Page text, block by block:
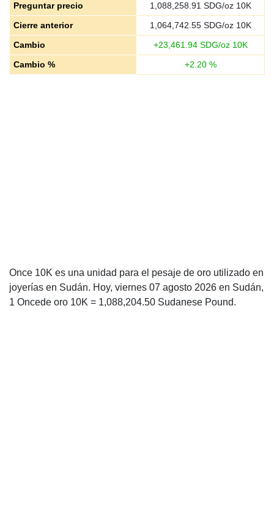
Preguntar precio
1,088,258.91 SDG/oz 10K
Cierre anterior
1,064,742.55 SDG/oz 10K
Cambio
+23,461.94 SDG/oz 10K
Cambio %
+2.20 %
Once 10K es una unidad para el pesaje de oro utilizado en
joyerías en Sudán. Hoy, viernes 07 agosto 2026 en Sudán,
1 Oncede oro 10K = 1,088,204.50 Sudanese Pound.